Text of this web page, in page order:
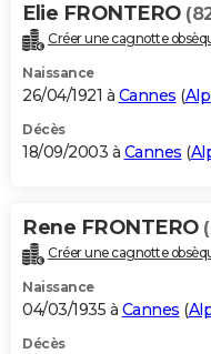
Elie FRONTERO
Créer une cagnotte
Naissance
26/04/1921 à Cannes (
Décès
18/09/2003 à Cannes (
Rene FRONTERO
Créer une cagnotte
Naissance
04/03/1935 à Cannes (
Décès